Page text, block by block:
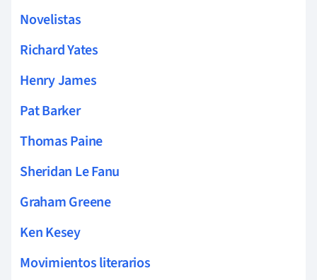
Novelistas
Richard Yates
Henry James
Pat Barker
Thomas Paine
Sheridan Le Fanu
Graham Greene
Ken Kesey
Movimientos literarios